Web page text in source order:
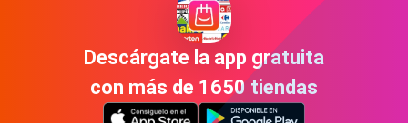
Descárgate la app gratuita
con más de 1650 tiendas